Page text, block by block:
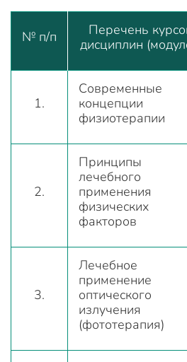
№ п/п
Перечень
дисциплин
1.
Современные
концепции
физиотерапии
2.
Принципы
лечебного
применения
физических
факторов
3.
Лечебное
применение
оптического
излучения
(фототерапия)